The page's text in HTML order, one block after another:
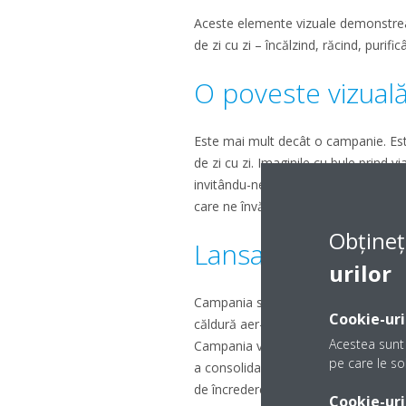
Aceste elemente vizuale
de zi cu zi – încălzind, răcind,
O poveste
Este mai mult decât o campanie.
de zi cu zi. Imaginile cu bule prind
invitându-ne să privim aerul nu
care ne învăluie, ne susține și ne
Lansarea în
Campania se concentrează pe
căldură aer-aer, pompele de
Campania va fi lansată în această
a consolida și menține notorietatea
de încredere în soluții pentru climatul
urilor
Cookie-
Acestea
pe care le
Cookie-